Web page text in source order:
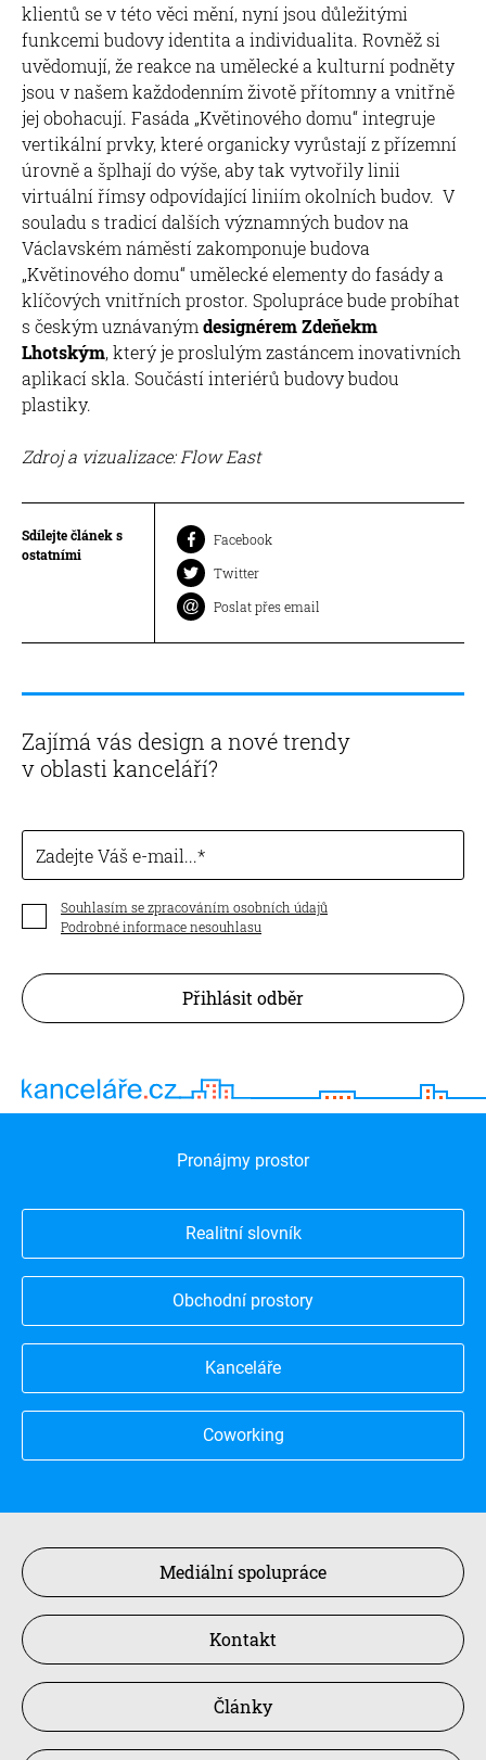
klientů se v této věci mění, nyní jsou důležitými
funkcemi budovy identita a individualita. Rovněž si
uvědomují, že reakce na umělecké a kulturní podněty
jsou v našem každodenním životě přítomny a vnitřně
jej obohacují. Fasáda „Květinového domu“ integruje
vertikální prvky, které organicky vyrůstají z přízemní
úrovně a šplhají do výše, aby tak vytvořily linii
virtuální římsy odpovídající liniím okolních budov. V
souladu s tradicí dalších významných budov na
Václavském náměstí zakomponuje budova
„Květinového domu“ umělecké elementy do fasády a
klíčových vnitřních prostor. Spolupráce bude probíhat
s českým uznávaným designérem Zdeňekm
Lhotským, který je proslulým zastáncem inovativních
aplikací skla. Součástí interiérů budovy budou
plastiky.
Zdroj a vizualizace: Flow East
Sdílejte článek s
ostatními
Facebook
Twitter
Poslat přes email
Zajímá vás design a nové trendy
v oblasti kanceláří?
Zadejte Váš e-mail...
Souhlasím se zpracováním osobních údajů
Podrobné informace nesouhlasu
Přihlásit odběr
Pronájmy prostor
Realitní slovník
Obchodní prostory
Kanceláře
Coworking
Mediální spolupráce
Kontakt
Články